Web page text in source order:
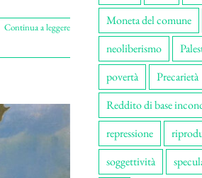
Continua a leggere
Moneta del comune
neoliberismo
povertà
Precarietà
Reddito di base
repressione
soggettività